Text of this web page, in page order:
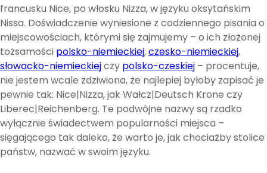
francusku Nice, po włosku Nizza, w języku oksytańskim
Nissa. Doświadczenie wyniesione z codziennego pisania o
miejscowościach, którymi się zajmujemy – o ich złożonej
tożsamości polsko-niemieckiej,czesko-niemieckiej,
słowacko-niemieckiejczy polsko-czeskiej – procentuje,
nie jestem wcale zdziwiona, że najlepiej byłoby zapisać je
pewnie tak: Nice|Nizza, jak Wałcz|Deutsch Krone czy
Liberec|Reichenberg. Te podwójne nazwy są rzadko
wyłącznie świadectwem popularności miejsca –
sięgającego tak daleko, że warto je, jak chociażby stolice
państw, nazwać w swoim języku.